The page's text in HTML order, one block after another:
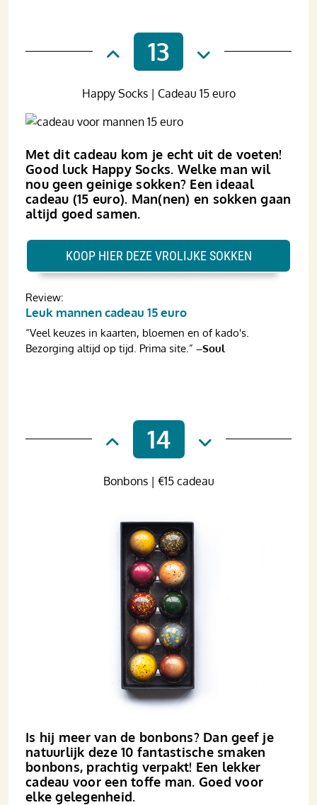
13
Met dit cadeau kom je echt uit de voeten!
Good luck Happy Socks. Welke man wil
nou geen geinige sokken? Een ideaal
cadeau (15 euro). Man(nen) en sokken gaan
altijd goed samen.
Happy Socks | Cadeau 15 euro
Review:
Leuk mannen cadeau 15 euro
“Veel keuzes in kaarten, bloemen en of kado's.
Bezorging altijd op tijd. Prima site.” –Soul
KOOP HIER DEZE VROLIJKE SOKKEN
14
Is hij meer van de bonbons? Dan geef je
natuurlijk deze 10 fantastische smaken
bonbons, prachtig verpakt! Een lekker
cadeau voor een toffe man. Goed voor
elke gelegenheid.
Bonbons | €15 cadeau